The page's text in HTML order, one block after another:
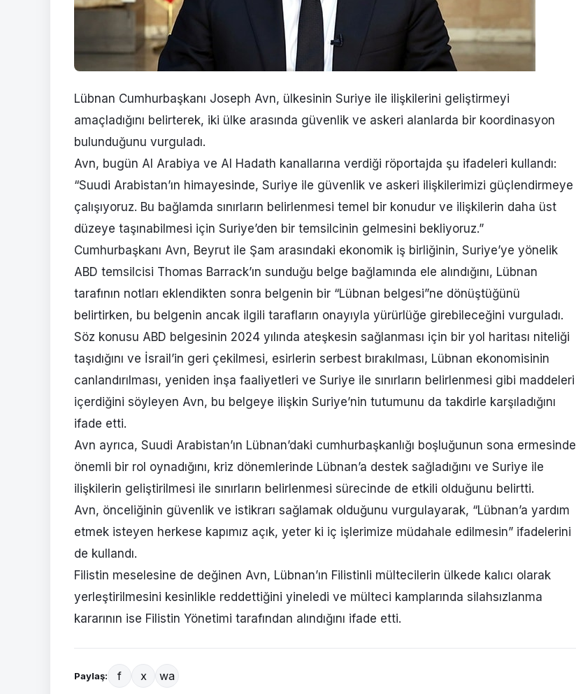
Lübnan Cumhurbaşkanı Joseph Avn, ülkesinin Suriye ile ilişkilerini geliştirmeyi
amaçladığını belirterek, iki ülke arasında güvenlik ve askeri alanlarda bir koordinasyon
bulunduğunu vurguladı.
Avn, bugün Al Arabiya ve Al Hadath kanallarına verdiği röportajda şu ifadeleri kullandı:
“Suudi Arabistan’ın himayesinde, Suriye ile güvenlik ve askeri ilişkilerimizi güçlendirmeye
çalışıyoruz. Bu bağlamda sınırların belirlenmesi temel bir konudur ve ilişkilerin daha üst
düzeye taşınabilmesi için Suriye’den bir temsilcinin gelmesini bekliyoruz.”
Cumhurbaşkanı Avn, Beyrut ile Şam arasındaki ekonomik iş birliğinin, Suriye’ye yönelik
ABD temsilcisi Thomas Barrack’ın sunduğu belge bağlamında ele alındığını, Lübnan
tarafının notları eklendikten sonra belgenin bir “Lübnan belgesi”ne dönüştüğünü
belirtirken, bu belgenin ancak ilgili tarafların onayıyla yürürlüğe girebileceğini vurguladı.
Söz konusu ABD belgesinin 2024 yılında ateşkesin sağlanması için bir yol haritası niteliği
taşıdığını ve İsrail’in geri çekilmesi, esirlerin serbest bırakılması, Lübnan ekonomisinin
canlandırılması, yeniden inşa faaliyetleri ve Suriye ile sınırların belirlenmesi gibi maddeleri
içerdiğini söyleyen Avn, bu belgeye ilişkin Suriye’nin tutumunu da takdirle karşıladığını
ifade etti.
Avn ayrıca, Suudi Arabistan’ın Lübnan’daki cumhurbaşkanlığı boşluğunun sona ermesinde
önemli bir rol oynadığını, kriz dönemlerinde Lübnan’a destek sağladığını ve Suriye ile
ilişkilerin geliştirilmesi ile sınırların belirlenmesi sürecinde de etkili olduğunu belirtti.
Avn, önceliğinin güvenlik ve istikrarı sağlamak olduğunu vurgulayarak, “Lübnan’a yardım
etmek isteyen herkese kapımız açık, yeter ki iç işlerimize müdahale edilmesin” ifadelerini
de kullandı.
Filistin meselesine de değinen Avn, Lübnan’ın Filistinli mültecilerin ülkede kalıcı olarak
yerleştirilmesini kesinlikle reddettiğini yineledi ve mülteci kamplarında silahsızlanma
kararının ise Filistin Yönetimi tarafından alındığını ifade etti.
Paylaş: f x wa